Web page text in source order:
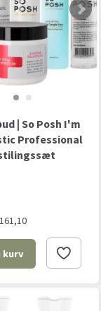
| So Posh I'm
Professional
161,10
kurv